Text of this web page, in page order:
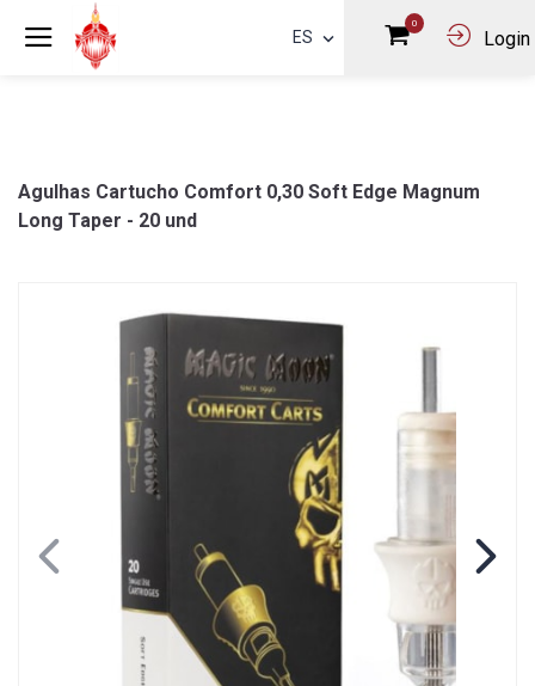
ES
0
Login
Agulhas Cartucho Comfort 0,30 Soft Edge Magnum
Long Taper - 20 und